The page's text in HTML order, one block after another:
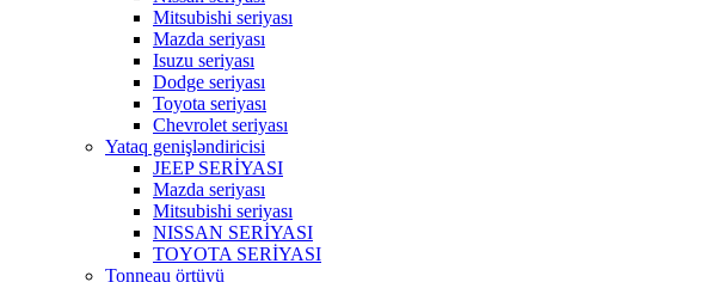
Mitsubishi seriyası
Mazda seriyası
Isuzu seriyası
Dodge seriyası
Toyota seriyası
Chevrolet seriyası
Yataq genişləndiricisi
JEEP SERİYASI
Mazda seriyası
Mitsubishi seriyası
NISSAN SERİYASI
TOYOTA SERİYASI
Tonneau örtüyü